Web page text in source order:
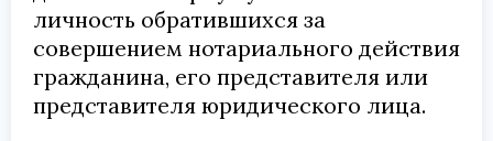
личность обратившихся за
совершением нотариального действия
гражданина, его представителя или
представителя юридического лица.